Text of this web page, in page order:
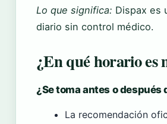
Lo que significa: Dispax es
diario sin control médico.
¿En qué horario
¿Se toma antes o después
La recomendación